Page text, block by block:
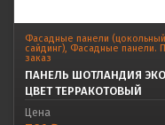
Фасадные панели (цокольный
сайдинг), Фасадные панели.
заказ
ПАНЕЛЬ ШОТЛАНДИЯ
ЦВЕТ ТЕРРАКОТОВЫЙ
Цена